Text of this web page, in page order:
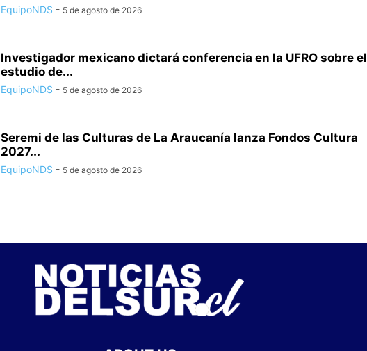
EquipoNDS - 5 de agosto de 2026
Investigador mexicano dictará conferencia en la UFRO sobre el
estudio de...
EquipoNDS - 5 de agosto de 2026
Seremi de las Culturas de La Araucanía lanza Fondos Cultura
2027...
EquipoNDS - 5 de agosto de 2026